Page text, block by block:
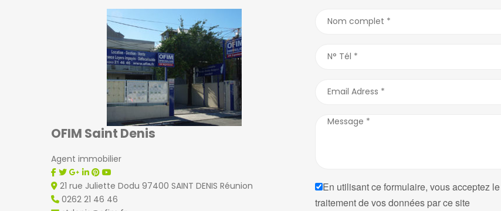
OFIM Saint Denis
Agent immobilier
21 rue Juliette Dodu 97400 SAINT DENIS Réunion
0262 21 46 46
En utilisant ce formulaire, vous acceptez
traitement de vos données par ce site